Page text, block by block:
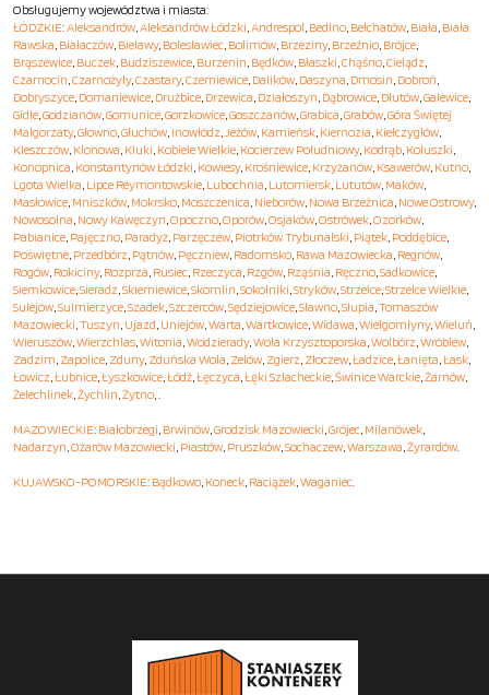
Obsługujemy województwa i miasta:
ŁÓDZKIE:Aleksandrów,Aleksandrów Łódzki,Andrespol, Bedlno, Bełchatów, Biała, Biała
Rawska, Białaczów, Bielawy, Bolesławiec, Bolimów, Brzeziny, Brzeźnio, Brójce,
Brąszewice, Buczek, Budziszewice, Burzenin, Będków, Błaszki,Chąśno,Cielądz,
Czarnocin,Czarnożyły,Czastary,Czerniewice, Dalików, Daszyna, Dmosin, Dobroń,
Dobryszyce, Domaniewice, Drużbice, Drzewica, Działoszyn, Dąbrowice, Dłutów,Galewice,
Gidle,Godzianów,Gomunice,Gorzkowice,Goszczanów,Grabica,Grabów,Góra Świętej
Małgorzaty,Głowno,Głuchów, Inowłódz,Jeżów, Kamieńsk, Kiernozia, Kiełczygłów,
Kleszczów, Klonowa, Kluki, Kobiele Wielkie, Kocierzew Południowy, Kodrąb, Koluszki,
Konopnica, Konstantynów Łódzki, Kowiesy, Krośniewice, Krzyżanów, Ksawerów, Kutno,
Lgota Wielka, Lipce Reymontowskie, Lubochnia, Lutomiersk, Lututów, Maków,
Masłowice, Mniszków, Mokrsko, Moszczenica, Nieborów, Nowa Brzeźnica, Nowe Ostrowy,
Nowosolna, Nowy Kawęczyn,Opoczno,Oporów,Osjaków,Ostrówek,Ozorków,
Pabianice, Pajęczno, Paradyż, Parzęczew, Piotrków Trybunalski, Piątek, Poddębice,
Poświętne, Przedbórz, Pątnów, Pęczniew, Radomsko, Rawa Mazowiecka, Regnów,
Rogów, Rokiciny, Rozprza, Rusiec, Rzeczyca, Rzgów, Rząśnia, Ręczno,Sadkowice,
Siemkowice,Sieradz,Skierniewice,Skomlin,Sokolniki,Stryków,Strzelce,Strzelce Wielkie,
Sulejów,Sulmierzyce,Szadek,Szczerców,Sędziejowice,Sławno,Słupia,Tomaszów
Mazowiecki,Tuszyn, Ujazd, Uniejów,Warta,Wartkowice,Widawa,Wielgomłyny,Wieluń,
Wieruszów,Wierzchlas,Witonia,Wodzierady,Wola Krzysztoporska,Wolbórz,Wróblew,
Zadzim, Zapolice, Zduny, Zduńska Wola, Zelów, Zgierz, Złoczew,Ładzice,Łanięta,Łask,
Łowicz,Łubnice,Łyszkowice,Łódź,Łęczyca,Łęki Szlacheckie,Świnice Warckie,Żarnów,
Żelechlinek,Żychlin,Żytno, .
MAZOWIECKIE: Białobrzegi, Brwinów,Grodzisk Mazowiecki,Grójec, Milanówek,
Nadarzyn,Ożarów Mazowiecki, Piastów, Pruszków,Sochaczew,Warszawa,Żyrardów.
KUJAWSKO-POMORSKIE: Bądkowo, Koneck, Raciążek,Waganiec.